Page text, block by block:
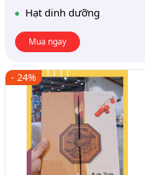
Hạt dinh dưỡng
Mua ngay
- 24%